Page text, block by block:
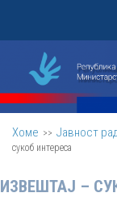
Хоме >> Јавност
сукоб интереса
ИЗВЕШТАЈ –